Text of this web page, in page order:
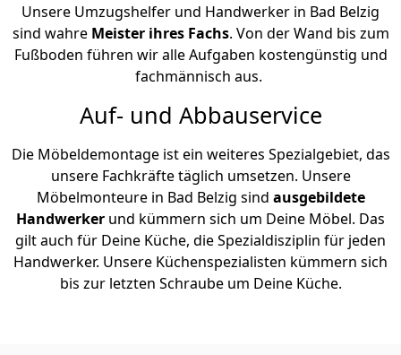
Unsere Umzugshelfer und Handwerker in Bad Belzig
sind wahre Meister ihres Fachs. Von der Wand bis zum
Fußboden führen wir alle Aufgaben kostengünstig und
fachmännisch aus.
Auf- und Abbauservice
Die Möbeldemontage ist ein weiteres Spezialgebiet, das
unsere Fachkräfte täglich umsetzen. Unsere
Möbelmonteure in Bad Belzig sind ausgebildete
Handwerker und kümmern sich um Deine Möbel. Das
gilt auch für Deine Küche, die Spezialdisziplin für jeden
Handwerker. Unsere Küchenspezialisten kümmern sich
bis zur letzten Schraube um Deine Küche.